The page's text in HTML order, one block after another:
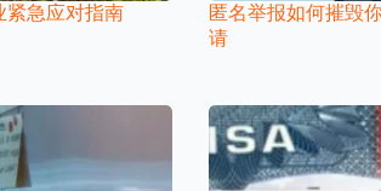
紧急应对指南
匿名举报如何摧毁
请